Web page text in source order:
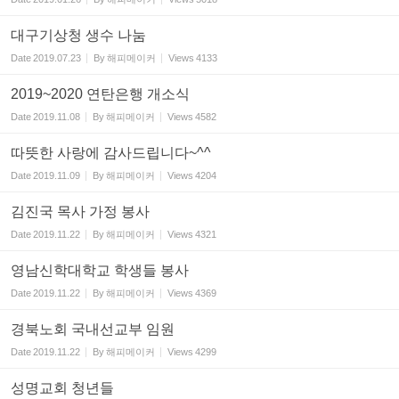
대구기상청 생수 나눔
Date2019.07.23 By해피메이커 Views 4133
2019~2020 연탄은행 개소식
Date2019.11.08 By해피메이커 Views 4582
따뜻한 사랑에 감사드립니다~^^
Date2019.11.09 By해피메이커 Views 4204
김진국 목사 가정 봉사
Date2019.11.22 By해피메이커 Views 4321
영남신학대학교 학생들 봉사
Date2019.11.22 By해피메이커 Views 4369
경북노회 국내선교부 임원
Date2019.11.22 By해피메이커 Views 4299
성명교회 청년들